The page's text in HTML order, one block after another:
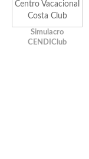
Simulacro
CENDIClub